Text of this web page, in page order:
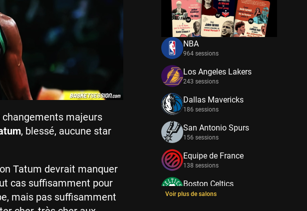
majeurs
, blessé, aucune star
Tatum devrait manquer
cas suffisamment pour
mais pas suffisamment
NBA
964 sessions
Los Angeles Lakers
243 sessions
Dallas Mavericks
186 sessions
San Antonio Spurs
156 sessions
Equipe de France
138 sessions
Boston Celtics
133 sessions
Voir plus de salons